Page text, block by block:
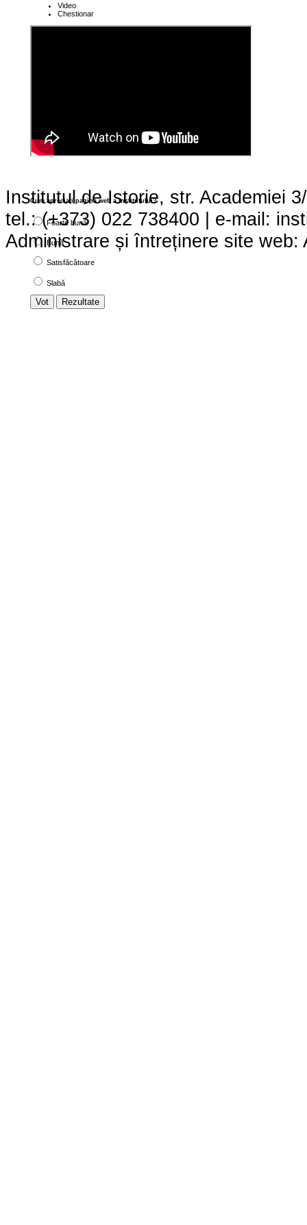
Video
Chestionar
Cum apreciaţi pagina web a institutului?
Foarte bună
Bună
Satisfăcătoare
Slabă
Institutul de Istorie, str. Academiei
tel.: (+373) 022 738400 | e-mail:
Administrare și întreținere site web: